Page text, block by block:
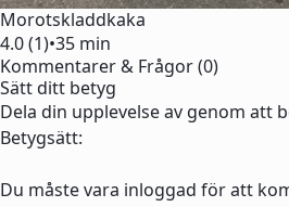
Morotskladdkaka
4.0 (1)•35 min
Kommentarer & Frågor (0)
Sätt ditt betyg
Dela din upplevelse av genom att
Betygsätt:
Du måste vara inloggad för att